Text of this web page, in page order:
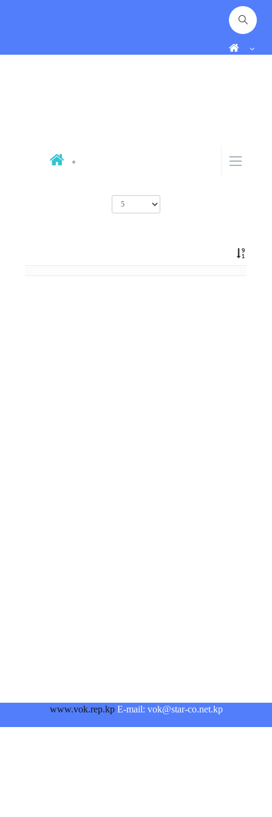
www.vok.rep.kpE-mail: vok@star-co.net.kp